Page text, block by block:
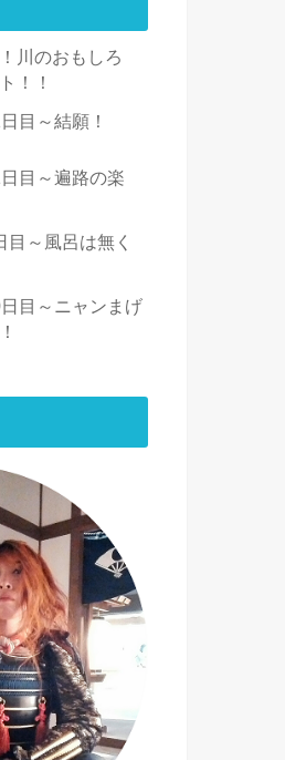
川のおもしろ
！！
目～結願！
目～遍路の楽
～風呂は無く
目～ニャンまげ